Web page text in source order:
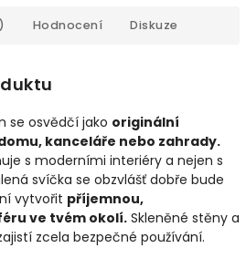
Hodnocení Diskuze
se osvědčí jako originální
kanceláře nebo zahrady.
s moderními interiéry a nejen s
svíčka se obzvlášť dobře bude
vytvořit příjemnou,
ve tvém okolí. Skleněné stěny a
zcela bezpečné používání.